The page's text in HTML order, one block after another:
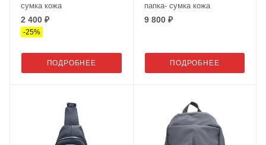
сумка кожа
2 400 ₽
-25%
ПОДРОБНЕЕ
папка- сумка кожа
9 800 ₽
ПОДРОБНЕЕ